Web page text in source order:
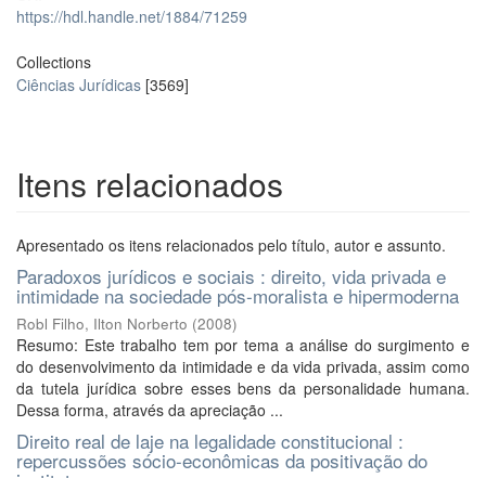
https://hdl.handle.net/1884/71259
Collections
Ciências Jurídicas [3569]
Itens relacionados
Apresentado os itens relacionados pelo título, autor e assunto.
Paradoxos jurídicos e sociais : direito, vida privada e
intimidade na sociedade pós-moralista e hipermoderna
Robl Filho, Ilton Norberto (2008)
Resumo: Este trabalho tem por tema a análise do surgimento e
do desenvolvimento da intimidade e da vida privada, assim como
da tutela jurídica sobre esses bens da personalidade humana.
Dessa forma, através da apreciação ...
Direito real de laje na legalidade constitucional :
repercussões sócio-econômicas da positivação do